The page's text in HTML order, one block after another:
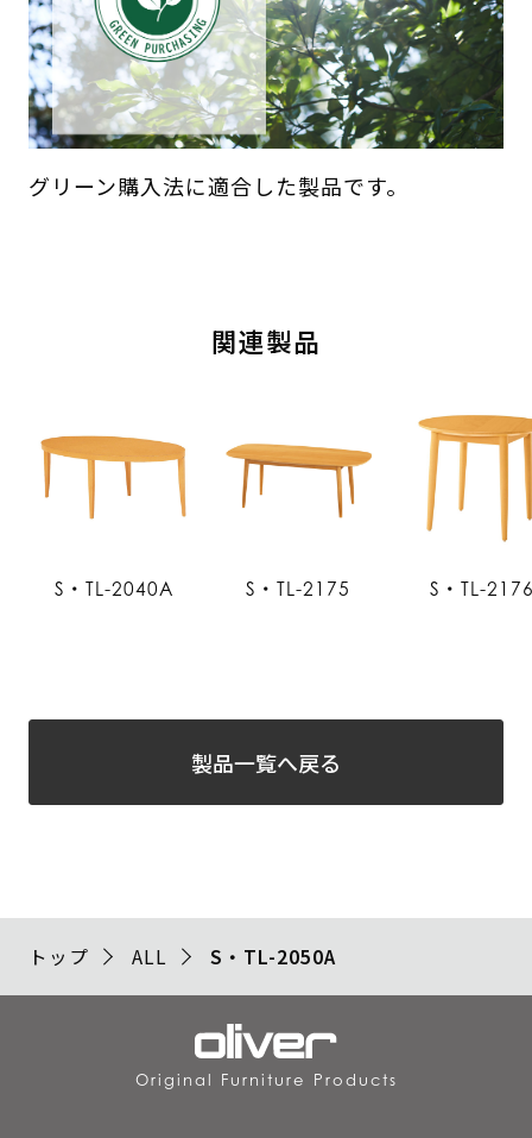
グリーン購入法に適合した製品です。
関連製品
S・TL-2040A S・TL-2175 S・TL-
製品一覧へ戻る
トップ ALL S・TL-2050A
Original Furniture Products